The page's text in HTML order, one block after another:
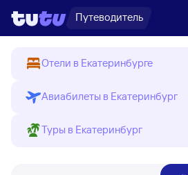
Путеводитель
Отели в Екатеринбурге
Авиабилеты в Екатеринбург
Туры в Екатеринбург